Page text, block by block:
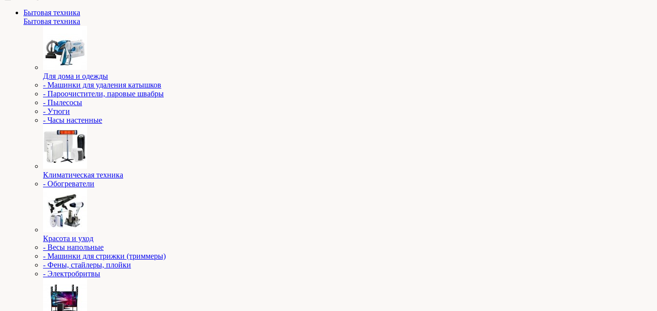
Бытовая техника
Бытовая техника
Для дома и одежды
- Машинки для удаления катышков
- Пароочистители, паровые швабры
- Пылесосы
- Утюги
- Часы настенные
Климатическая техника
- Обогреватели
Красота и уход
- Весы напольные
- Машинки для стрижки (триммеры)
- Фены, стайлеры, плойки
- Электробритвы